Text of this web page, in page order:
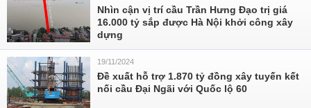
Nhìn cận vị trí cầu Trần Hưng Đạo trị giá
16.000 tỷ sắp được Hà Nội khởi công xây
dựng
19/11/2024
Đề xuất hỗ trợ 1.870 tỷ đồng xây tuyến kết
nối cầu Đại Ngãi với Quốc lộ 60